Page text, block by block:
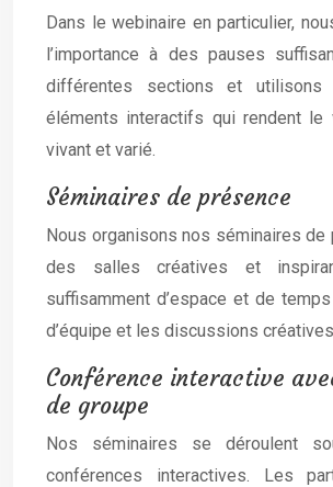
Dans le webinaire en particulier,
l’importance à des pauses
différentes sections et utilisons
éléments interactifs qui rendent le
vivant et varié.
Séminaires de présence
Nous organisons nos séminaires de
des salles créatives et
suffisamment d’espace et de
d’équipe et les discussions
Conférence interactive
de groupe
Nos séminaires se déroulent
conférences interactives. Les